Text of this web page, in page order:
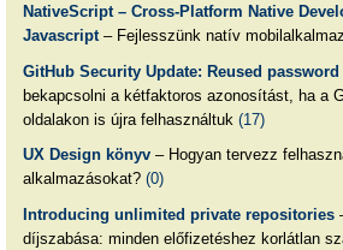
NativeScript – Cross-Platform Native
Javascript– Fejlesszünk natív
GitHub Security Update: Reused password
bekapcsolni a kétfaktoros azonosítást, ha a
oldalakon is újra felhasználtuk (17)
UX Design könyv– Hogyan tervezz
alkalmazásokat? (0)
Introducing unlimited private repositories
díjszabása: minden előfizetéshez korlátlan